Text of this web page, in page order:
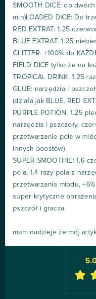
SMOOTH DICE: do
min)LOADED DICE: Do
RED EXTRAT: 1.25
BLUE EXTRAT: 1.25
GLITTER: +100% do
FIELD DICE tylko że na
TROPICAL DRINK: 1.25
GLUE: narzędzia i
(działa jak BLUE, RED
PURPLE POTION: 1.25
narzędzia i pszczoły,
przetwarzanie pola w
innych boostów)
SUPER SMOOTHIE: 1.6
pola, 1.4 razy pola z
przetwarzania miodu,
super krytyczne
pszczół i gracza.
mam nadzieje że mój